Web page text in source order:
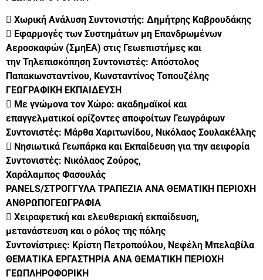
 Χωρική Ανάλυση Συντονιστής: Δημήτρης Καβρουδάκης
 Εφαρμογές των Συστημάτων μη Επανδρωμένων
Αεροσκαφών (ΣμηΕΑ) στις Γεωεπιστήμες και
την Τηλεπισκόπηση Συντονιστές: Απόστολος
Παπακωνσταντίνου, Κωνσταντίνος Τοπουζέλης
ΓΕΩΓΡΑΦΙΚΗ ΕΚΠΑΙΔΕΥΣΗ
 Με γνώμονα τον Χώρο: ακαδημαϊκοί και
επαγγελματικοί ορίζοντες αποφοίτων Γεωγράφων
Συντονιστές: Μάρθα Χαριτωνίδου, Νικόλαος Σουλακέλλης
 Νησιωτικά Γεωπάρκα και Εκπαίδευση για την αειφορία
Συντονιστές: Νικόλαος Ζούρος,
Χαράλαμπος Φασουλάς
PANELS/ΣΤΡΟΓΓΥΛΑ ΤΡΑΠΕΖΙΑ ΑΝΑ ΘΕΜΑΤΙΚΗ ΠΕΡΙΟΧΗ
ΑΝΘΡΩΠΟΓΕΩΓΡΑΦΙΑ
 Χειραφετική και ελευθεριακή εκπαίδευση,
μετανάστευση και ο ρόλος της πόλης
Συντονίστριες: Κρίστη Πετροπούλου, Νεφέλη Μπελαβίλα
ΘΕΜΑΤΙΚΑ ΕΡΓΑΣΤΗΡΙΑ ΑΝΑ ΘΕΜΑΤΙΚΗ ΠΕΡΙΟΧΗ
ΓΕΩΠΛΗΡΟΦΟΡΙΚΗ